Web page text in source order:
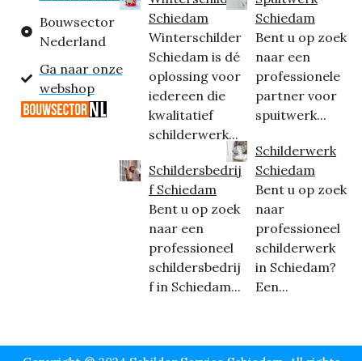
Bouwsector
Nederland
Ga naar onze
webshop
Schiedam
Winterschilder
Schiedam is dé
oplossing voor
iedereen die
kwalitatief
schilderwerk...
Schildersbedrij
f Schiedam
Bent u op zoek
naar een
professioneel
schildersbedrij
f in Schiedam...
Schiedam
Bent u op zoek
naar een
professionele
partner voor
spuitwerk...
Schilderwerk
Schiedam
Bent u op zoek
naar
professioneel
schilderwerk
in Schiedam?
Een...